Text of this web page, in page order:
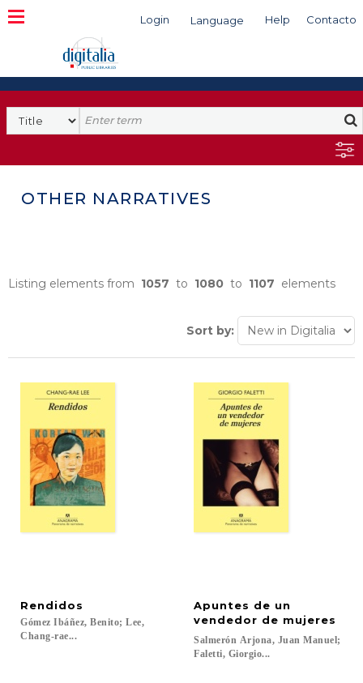
Login Language Help Contacto
Search
OTHER NARRATIVES
Listing elements from 1057 to 1080 to 1107 elements
Sort by:
Rendidos
Gómez Ibáñez, Benito; Lee,
Chang-rae...
Apuntes de un
vendedor de mujeres
Salmerón Arjona, Juan Manuel;
Faletti, Giorgio...